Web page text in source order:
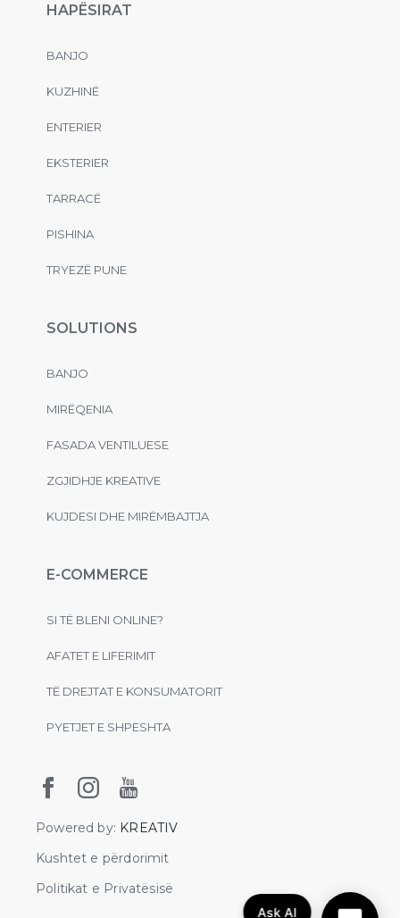
HAPËSIRAT
BANJO
KUZHINË
ENTERIER
EKSTERIER
TARRACË
PISHINA
TRYEZË PUNE
SOLUTIONS
BANJO
MIRËQENIA
FASADA VENTILUESE
ZGJIDHJE KREATIVE
KUJDESI DHE MIRËMBAJTJA
E-COMMERCE
SI TË BLENI ONLINE?
AFATET E LIFERIMIT
TË DREJTAT E KONSUMATORIT
PYETJET E SHPESHTA
Powered by: KREATIV
Kushtet e përdorimit
Politikat e Privatësisë
Ask AI